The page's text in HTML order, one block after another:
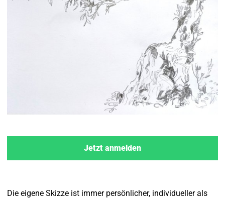
Jetzt anmelden
Die eigene Skizze ist immer persönlicher, individueller als